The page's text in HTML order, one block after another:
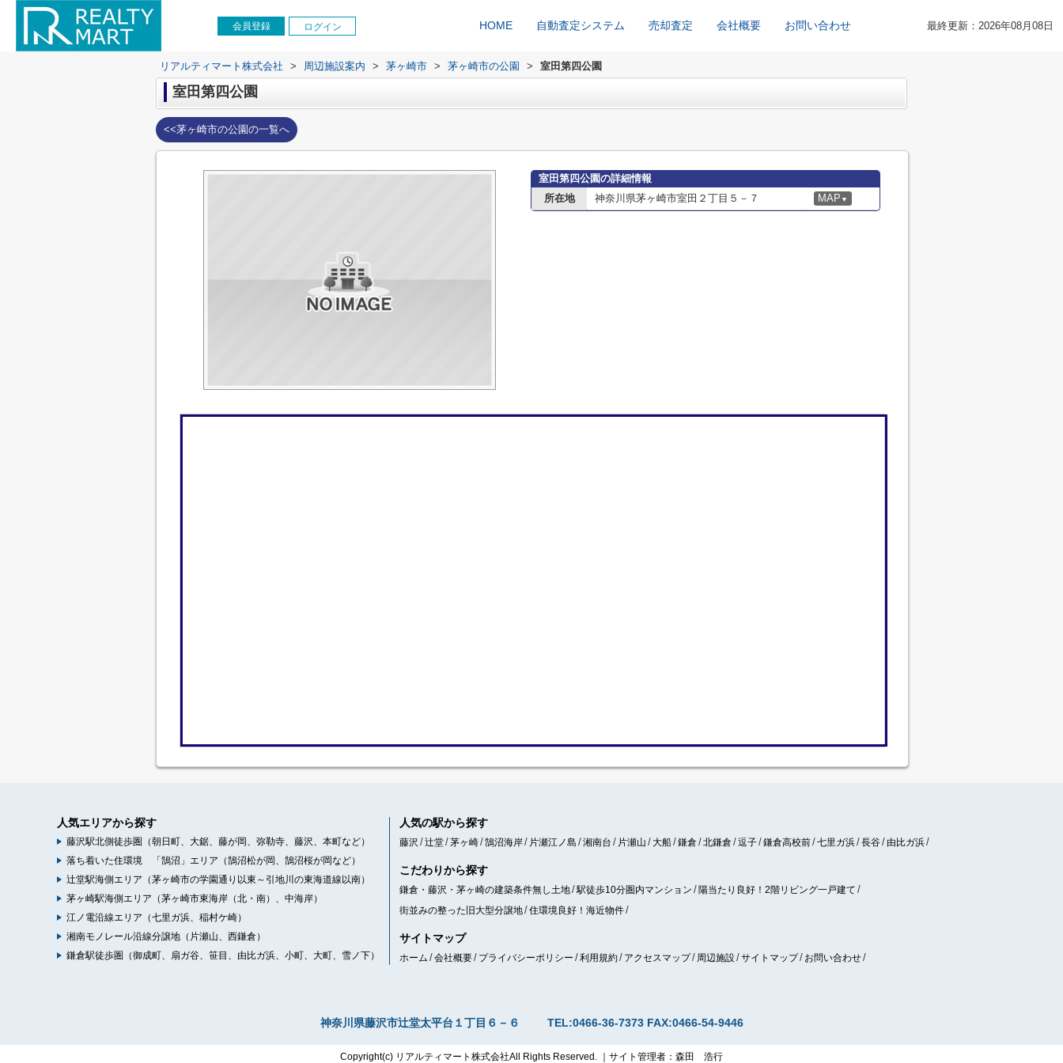
会員登録 ログイン HOME 自動査定システム 売却査定 会社概要 お問い合わせ 最終更新：2026年08月08日
リアルティマート株式会社 > 周辺施設案内 > 茅ヶ崎市 > 茅ヶ崎市の公園 > 室田第四公園
室田第四公園
<<茅ヶ崎市の公園の一覧へ
室田第四公園の詳細情報
所在地
神奈川県茅ヶ崎市室田２丁目５－７ MAP ▼
人気エリアから探す
藤沢駅北側徒歩圏（朝日町、大鋸、藤が岡、弥勒寺、藤沢、本町など）
落ち着いた住環境 「鵠沼」エリア（鵠沼松が岡、鵠沼桜が岡など）
辻堂駅海側エリア（茅ヶ崎市の学園通り以東～引地川の東海道線以南）
茅ヶ崎駅海側エリア（茅ヶ崎市東海岸（北・南）、中海岸）
江ノ電沿線エリア（七里ガ浜、稲村ケ崎）
湘南モノレール沿線分譲地（片瀬山、西鎌倉）
鎌倉駅徒歩圏（御成町、扇ガ谷、笹目、由比ガ浜、小町、大町、雪ノ下）
人気の駅から探す
藤沢 辻堂 茅ヶ崎 鵠沼海岸 片瀬江ノ島 湘南台 片瀬山 大船 鎌倉 北鎌倉 逗子 鎌倉高校前 七里ガ浜 長谷 由比ガ浜
こだわりから探す
鎌倉・藤沢・茅ヶ崎の建築条件無し土地 駅徒歩10分圏内マンション
陽当たり良好！2階リビング一戸建て
街並みの整った旧大型分譲地 住環境良好！海近物件
サイトマップ
ホーム 会社概要 プライバシーポリシー 利用規約 アクセスマップ 周辺施設 サイトマップ お問い合わせ
神奈川県藤沢市辻堂太平台１丁目６－６ TEL:0466-36-7373 FAX:0466-54-9446
Copyright(c) リアルティマート株式会社All Rights Reserved. ｜サイト管理者：森田 浩行